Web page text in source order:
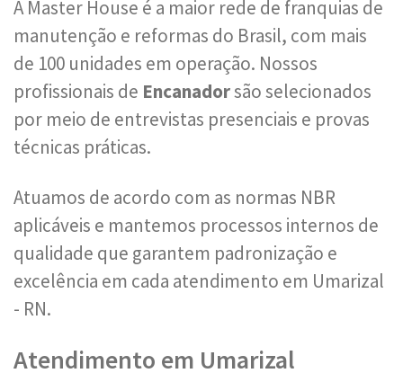
A Master House é a maior rede de franquias de
manutenção e reformas do Brasil, com mais
de 100 unidades em operação. Nossos
profissionais de Encanadorsão selecionados
por meio de entrevistas presenciais e provas
técnicas práticas.
Atuamos de acordo com as normas NBR
aplicáveis e mantemos processos internos de
qualidade que garantem padronização e
excelência em cada atendimento em Umarizal
- RN.
Atendimento em Umarizal